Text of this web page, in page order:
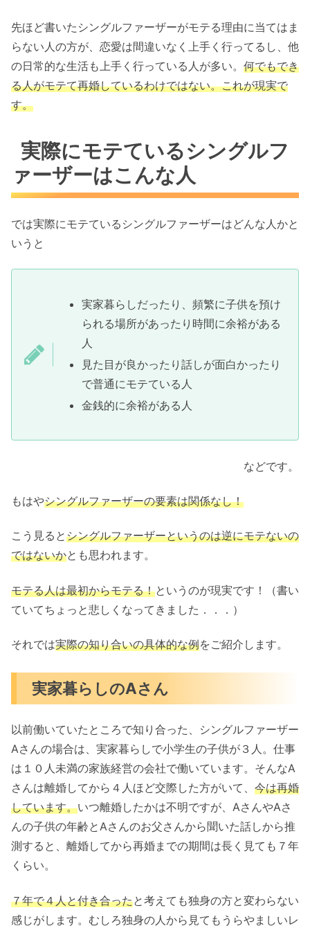
先ほど書いたシングルファーザーがモテる理由に当てはま
らない人の方が、恋愛は間違いなく上手く行ってるし、他
の日常的な生活も上手く行っている人が多い。 何でもでき
る人がモテて再婚しているわけではない。これが現実で
す。
実際にモテているシングルフ
ァーザーはこんな人
では実際にモテているシングルファーザーはどんな人かと
いうと
実家暮らしだったり、頻繁に子供を預け
られる場所があったり時間に余裕がある
人
見た目が良かったり話しが面白かったり
で普通にモテている人
金銭的に余裕がある人
などです。
もはやシングルファーザーの要素は関係なし！
こう見るとシングルファーザーというのは逆にモテないの
ではないかとも思われます。
モテる人は最初からモテる！というのが現実です！（書い
ていてちょっと悲しくなってきました．．．）
それでは実際の知り合いの具体的な例をご紹介します。
実家暮らしのAさん
以前働いていたところで知り合った、シングルファーザー
Aさんの場合は、実家暮らしで小学生の子供が３人。仕事
は１０人未満の家族経営の会社で働いています。そんなA
さんは離婚してから４人ほど交際した方がいて、 今は再婚
しています。いつ離婚したかは不明ですが、AさんやAさ
んの子供の年齢とAさんのお父さんから聞いた話しから推
測すると、離婚してから再婚までの期間は長く見ても７年
くらい。
７年で４人と付き合ったと考えても独身の方と変わらない
感じがします。むしろ独身の人から見てもうらやましいレ